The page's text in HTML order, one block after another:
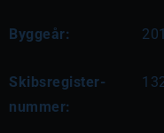
Byggeår:
Skibsregister-
nummer: